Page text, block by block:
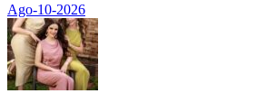
Ago-10-2026